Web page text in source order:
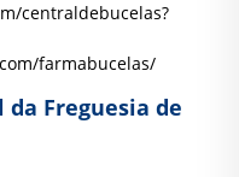
centraldebucelas?
farmabucelas/
Freguesia de